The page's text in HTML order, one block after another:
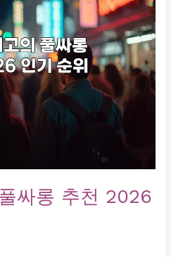
싸롱 추천 2026